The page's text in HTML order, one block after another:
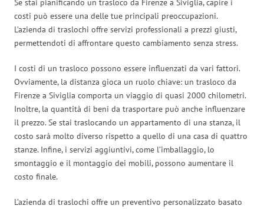
Se stai pianificando un trasloco da Firenze a Siviglia, capire i
costi può essere una delle tue principali preoccupazioni.
L’azienda di traslochi offre servizi professionali a prezzi giusti,
permettendoti di affrontare questo cambiamento senza stress.
I costi di un trasloco possono essere influenzati da vari fattori.
Ovviamente, la distanza gioca un ruolo chiave: un trasloco da
Firenze a Siviglia comporta un viaggio di quasi 2000 chilometri.
Inoltre, la quantità di beni da trasportare può anche influenzare
il prezzo. Se stai traslocando un appartamento di una stanza, il
costo sarà molto diverso rispetto a quello di una casa di quattro
stanze. Infine, i servizi aggiuntivi, come l’imballaggio, lo
smontaggio e il montaggio dei mobili, possono aumentare il
costo finale.
L’azienda di traslochi offre un preventivo personalizzato basato